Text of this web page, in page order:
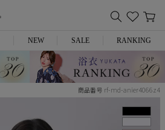
NEW SALE RANKING
商品番号 rf-md-anier4066z4